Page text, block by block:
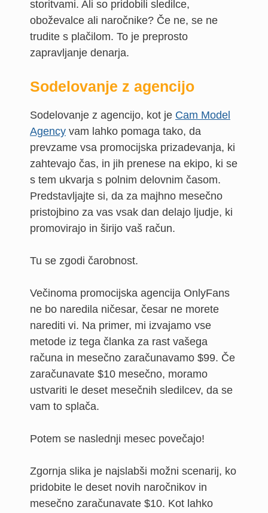
storitvami. Ali so pridobili sledilce,
oboževalce ali naročnike? Če ne, se ne
trudite s plačilom. To je preprosto
zapravljanje denarja.
Sodelovanje z agencijo
Sodelovanje z agencijo, kot je Cam Model
Agency vam lahko pomaga tako, da
prevzame vsa promocijska prizadevanja, ki
zahtevajo čas, in jih prenese na ekipo, ki se
s tem ukvarja s polnim delovnim časom.
Predstavljajte si, da za majhno mesečno
pristojbino za vas vsak dan delajo ljudje, ki
promovirajo in širijo vaš račun.
Tu se zgodi čarobnost.
Večinoma promocijska agencija OnlyFans
ne bo naredila ničesar, česar ne morete
narediti vi. Na primer, mi izvajamo vse
metode iz tega članka za rast vašega
računa in mesečno zaračunavamo $99. Če
zaračunavate $10 mesečno, moramo
ustvariti le deset mesečnih sledilcev, da se
vam to splača.
Potem se naslednji mesec povečajo!
Zgornja slika je najslabši možni scenarij, ko
pridobite le deset novih naročnikov in
mesečno zaračunavate $10. Kot lahko